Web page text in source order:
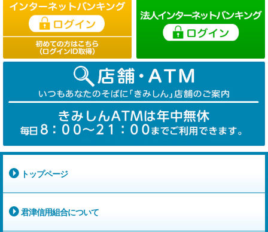
トップページ
君津信用組合について